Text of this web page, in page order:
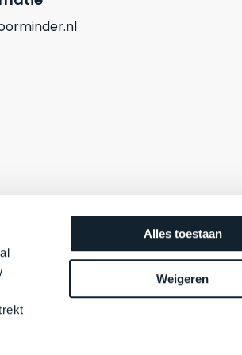
Alles toestaan
Weigeren